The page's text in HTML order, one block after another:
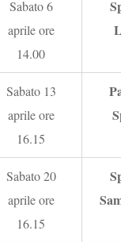
Sabato 6
aprile ore
14.00
Sabato 13
aprile ore
16.15
Sabato 20
aprile ore
16.15